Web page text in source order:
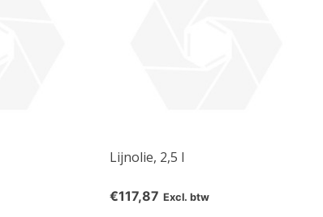
Lijnolie, 2,5 l
€117,87 Excl. btw